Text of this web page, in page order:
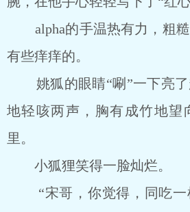
alpha的手温热有力，粗糙
有些痒痒的。
姚狐的眼睛“唰”一下亮了
地轻咳两声，胸有成竹地望
里。
小狐狸笑得一脸灿烂。
“宋哥，你觉得，同吃一